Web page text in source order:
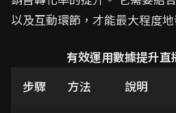
以及互動環節，才能最大程度地
有效運用數據提升直
步驟
方法 說明